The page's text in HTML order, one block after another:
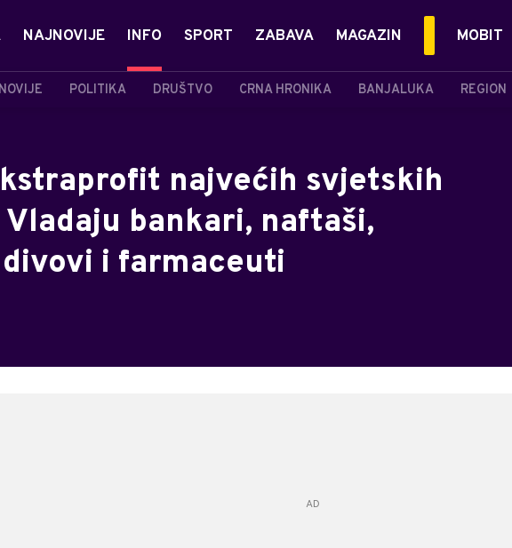
NAJNOVIJE INFO
POLITIKA DRUŠTVO CRNA HRONIKA BANJALUKA REGION
SPORT ZABAVA MAGAZIN MOBIT
najvećih svjetskih
bankari, naftaši,
i farmaceuti